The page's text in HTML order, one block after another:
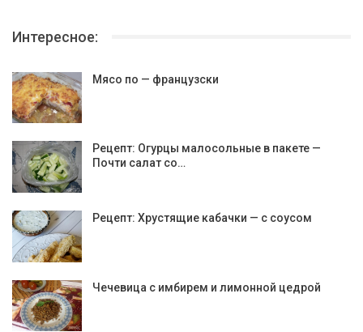
Интересное:
Мясо по — французски
Рецепт: Огурцы малосольные в пакете —
Почти салат со…
Рецепт: Хрустящие кабачки — с соусом
Чечевица с имбирем и лимонной цедрой